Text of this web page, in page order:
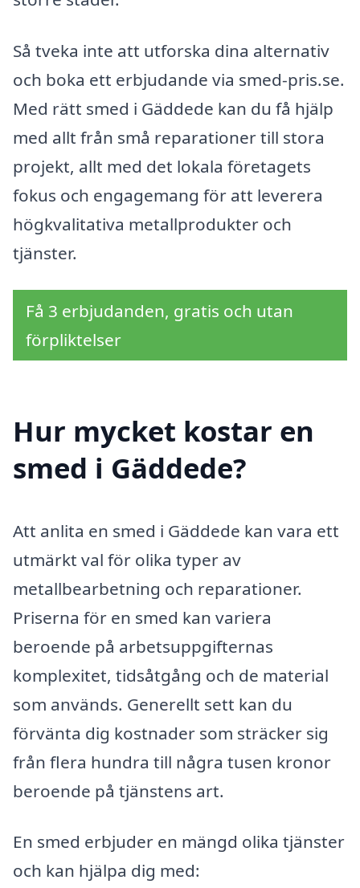
Så tveka inte att utforska dina alternativ
och boka ett erbjudande via smed-pris.se.
Med rätt smed i Gäddede kan du få hjälp
med allt från små reparationer till stora
projekt, allt med det lokala företagets
fokus och engagemang för att leverera
högkvalitativa metallprodukter och
tjänster.
Få 3 erbjudanden, gratis och utan
förpliktelser
Hur mycket kostar en
smed i Gäddede?
Att anlita en smed i Gäddede kan vara ett
utmärkt val för olika typer av
metallbearbetning och reparationer.
Priserna för en smed kan variera
beroende på arbetsuppgifternas
komplexitet, tidsåtgång och de material
som används. Generellt sett kan du
förvänta dig kostnader som sträcker sig
från flera hundra till några tusen kronor
beroende på tjänstens art.
En smed erbjuder en mängd olika tjänster
och kan hjälpa dig med: